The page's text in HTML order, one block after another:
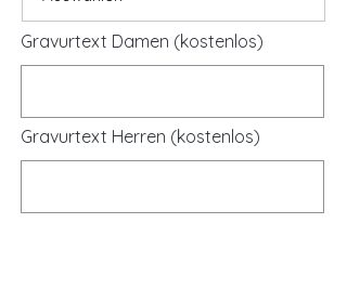
Gravurtext Damen (kostenlos)
Gravurtext Herren (kostenlos)